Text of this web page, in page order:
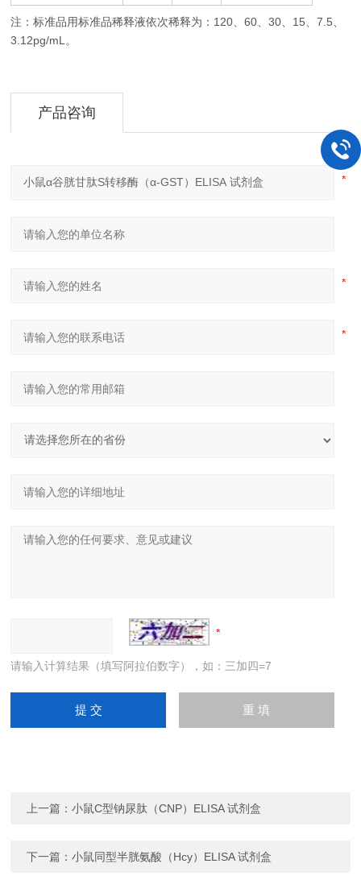
注：标准品用标准品稀释液依次稀释为： 120、60、30、 15、7.5、
3.12pg/mL 。
产品咨询
请输入计算结果（填写阿拉伯数字），如：三加四=7
上一篇：小鼠C型钠尿肽（CNP）ELISA 试剂盒
下一篇：小鼠同型半胱氨酸（Hcy）ELISA 试剂盒